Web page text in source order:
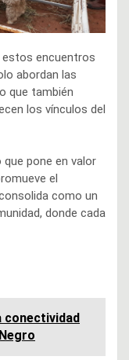
estos encuentros
abordan las
que también
los vínculos del
pone en valor
el
como un
donde cada
conectividad